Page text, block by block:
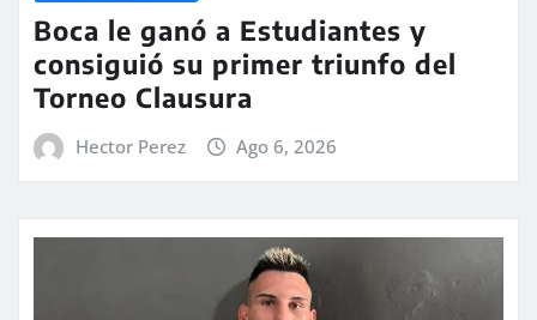
Boca le ganó a Estudiantes y
consiguió su primer triunfo del
Torneo Clausura
Hector Perez Ago 6, 2026